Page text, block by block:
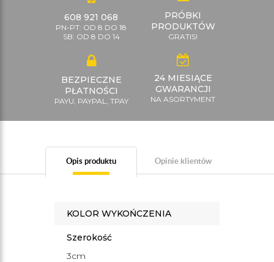
608 921 068
PN-PT: OD 8 DO 18
SB: OD 8 DO 14
PRÓBKI
PRODUKTÓW
GRATIS!
BEZPIECZNE
PŁATNOŚCI
PAYU, PAYPAL, TPAY
24 MIESIĄCE
GWARANCJI
NA ASORTYMENT
Opis produktu Opinie klientów
KOLOR WYKOŃCZENIA
Szerokość
3cm